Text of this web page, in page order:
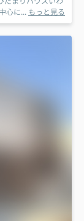
中心に... もっと見る